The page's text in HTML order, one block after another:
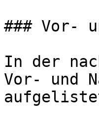
### Vor-
In der
Vor- und